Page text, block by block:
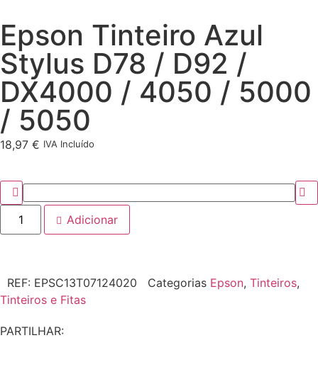
Epson Tinteiro Azul
Stylus D78 / D92 /
DX4000 / 4050 / 5000
/ 5050
18,97 € IVA Incluído
Adicionar
REF: EPSC13T07124020 Categorias Epson, Tinteiros,
Tinteiros e Fitas
PARTILHAR: